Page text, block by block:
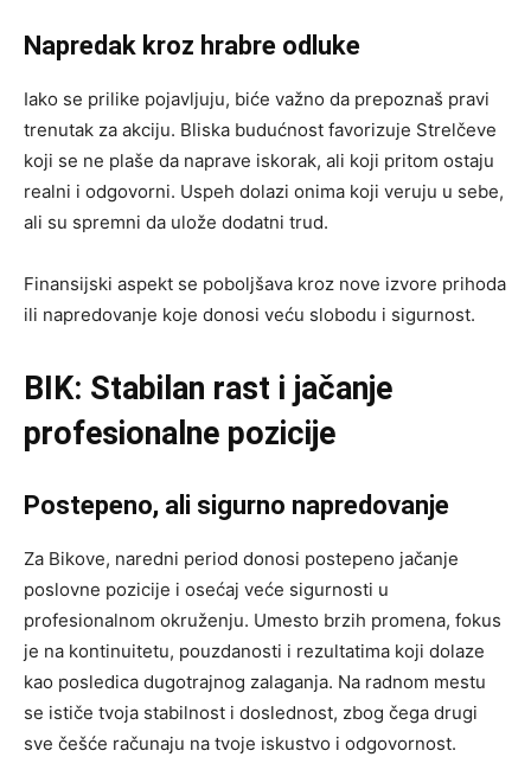
Napredak kroz hrabre odluke
Iako se prilike pojavljuju, biće važno da prepoznaš pravi
trenutak za akciju. Bliska budućnost favorizuje Strelčeve
koji se ne plaše da naprave iskorak, ali koji pritom ostaju
realni i odgovorni. Uspeh dolazi onima koji veruju u sebe,
ali su spremni da ulože dodatni trud.
Finansijski aspekt se poboljšava kroz nove izvore prihoda
ili napredovanje koje donosi veću slobodu i sigurnost.
BIK: Stabilan rast i jačanje
profesionalne pozicije
Postepeno, ali sigurno napredovanje
Za Bikove, naredni period donosi postepeno jačanje
poslovne pozicije i osećaj veće sigurnosti u
profesionalnom okruženju. Umesto brzih promena, fokus
je na kontinuitetu, pouzdanosti i rezultatima koji dolaze
kao posledica dugotrajnog zalaganja. Na radnom mestu
se ističe tvoja stabilnost i doslednost, zbog čega drugi
sve češće računaju na tvoje iskustvo i odgovornost.